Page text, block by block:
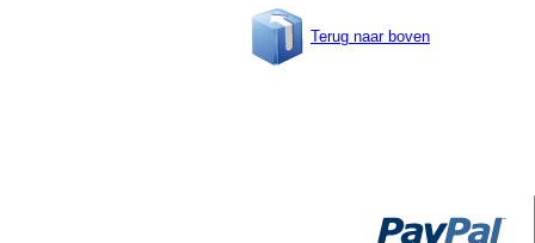
Terug naar boven